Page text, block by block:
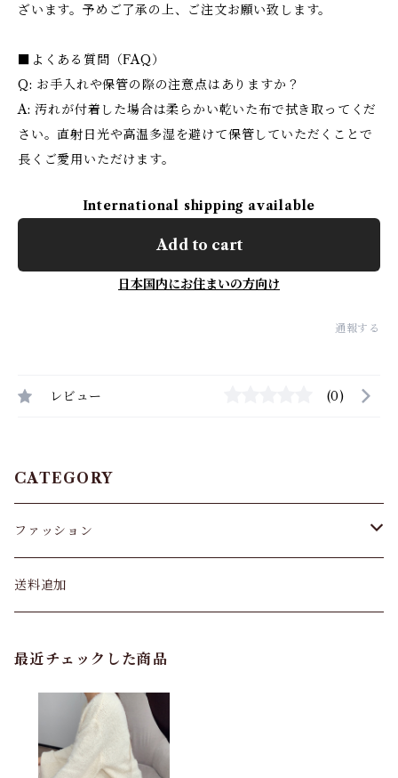
ざいます。予めご了承の上、ご注文お願い致します。
■よくある質問（FAQ）
Q: お手入れや保管の際の注意点はありますか？
A: 汚れが付着した場合は柔らかい乾いた布で拭き取ってくだ
さい。直射日光や高温多湿を避けて保管していただくことで
長くご愛用いただけます。
International shipping available
Add to cart
日本国内にお住まいの方向け
通報する
レビュー (0)
CATEGORY
ファッション
パンツ&スカート
バッグ
カーディガン
送料追加
最近チェックした商品